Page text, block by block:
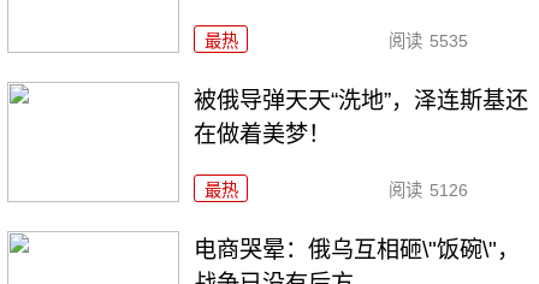
最热 阅读 5535
被俄导弹天天“洗地”，泽连斯基还
在做着美梦！
最热 阅读 5126
电商哭晕：俄乌互相砸\"饭碗\"，